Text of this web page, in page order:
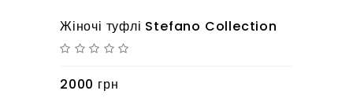
Жіночі туфлі Stefano Collection
2000 грн